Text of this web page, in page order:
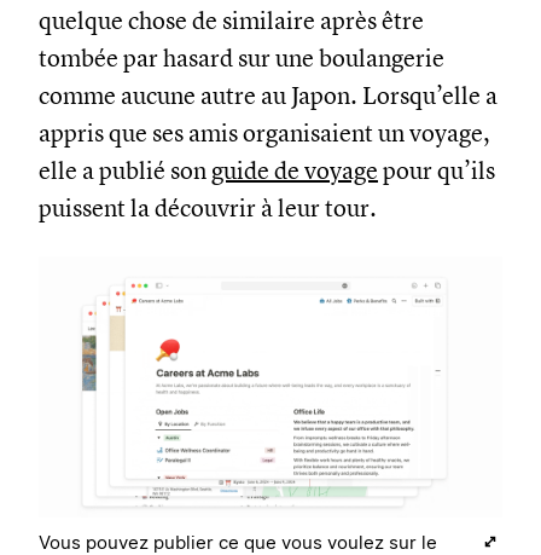
quelque chose de similaire après être
tombée par hasard sur une boulangerie
comme aucune autre au Japon. Lorsqu’elle a
appris que ses amis organisaient un voyage,
elle a publié son guide de voyage pour qu’ils
puissent la découvrir à leur tour.
Vous pouvez publier ce que vous voulez sur le